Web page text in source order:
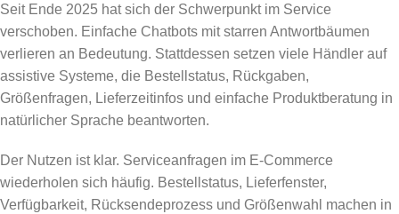
Seit Ende 2025 hat sich der Schwerpunkt im Service
verschoben. Einfache Chatbots mit starren Antwortbäumen
verlieren an Bedeutung. Stattdessen setzen viele Händler auf
assistive Systeme, die Bestellstatus, Rückgaben,
Größenfragen, Lieferzeitinfos und einfache Produktberatung in
natürlicher Sprache beantworten.
Der Nutzen ist klar. Serviceanfragen im E-Commerce
wiederholen sich häufig. Bestellstatus, Lieferfenster,
Verfügbarkeit, Rücksendeprozess und Größenwahl machen in